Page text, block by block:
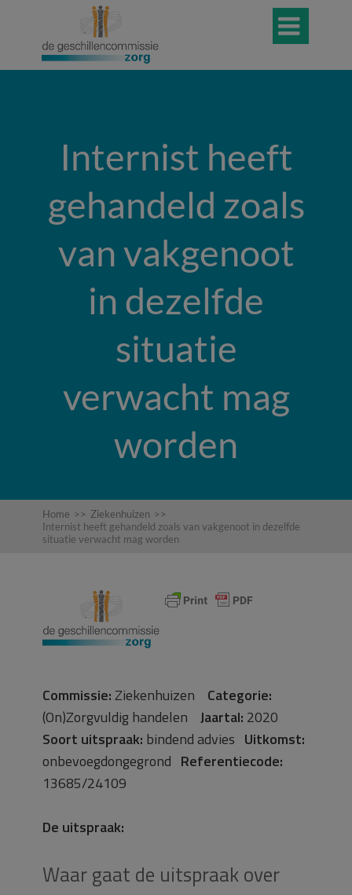

Internist heeft
gehandeld zoals
van vakgenoot
in dezelfde
situatie
verwacht mag
worden
Home >> Ziekenhuizen >>
Internist heeft gehandeld zoals van vakgenoot in dezelfde
situatie verwacht mag worden
Commissie:Ziekenhuizen Categorie:
(On)Zorgvuldig handelen Jaartal: 2020
Soort uitspraak: bindend advies Uitkomst:
onbevoegdongegrond Referentiecode:
13685/24109
De uitspraak:
Waar gaat de uitspraak over